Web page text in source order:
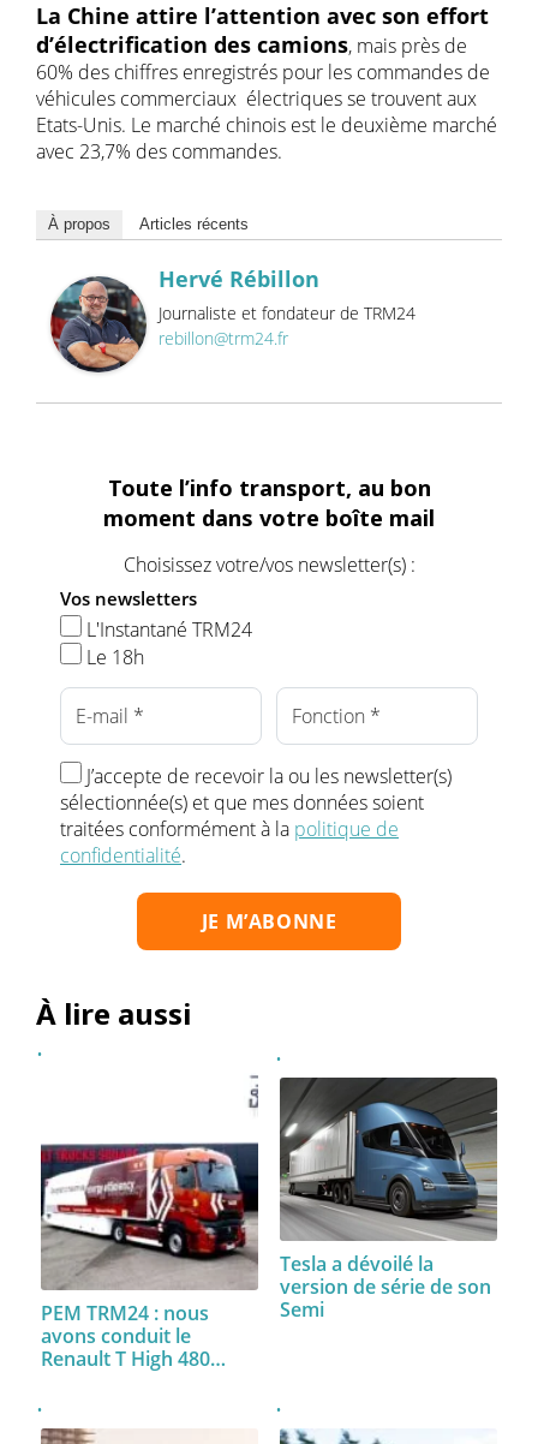
La Chine attire l’attention avec son effort
d’électrification des camions, mais près de
60% des chiffres enregistrés pour les commandes de
véhicules commerciaux électriques se trouvent aux
Etats-Unis. Le marché chinois est le deuxième marché
avec 23,7% des commandes.
À propos Articles récents
Hervé Rébillon
Journaliste et fondateur de TRM24
rebillon@trm24.fr
Toute l’info transport, au bon
moment dans votre boîte mail
Choisissez votre/vos newsletter(s) :
Vos newsletters
L'Instantané TRM24
Le 18h
J’accepte de recevoir la ou les newsletter(s)
sélectionnée(s) et que mes données soient
traitées conformément à la politique de
confidentialité.
À lire aussi
PEM TRM24 : nous
avons conduit le
Renault T High 480…
Tesla a dévoilé la
version de série de son
Semi